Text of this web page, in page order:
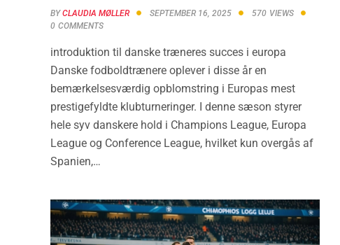
BYCLAUDIA MØLLER SEPTEMBER 16, 2025 570 VIEWS
0 COMMENTS
introduktion til danske træneres succes i europa
Danske fodboldtrænere oplever i disse år en
bemærkelsesværdig opblomstring i Europas mest
prestigefyldte klubturneringer. I denne sæson styrer
hele syv danskere hold i Champions League, Europa
League og Conference League, hvilket kun overgås af
Spanien,…